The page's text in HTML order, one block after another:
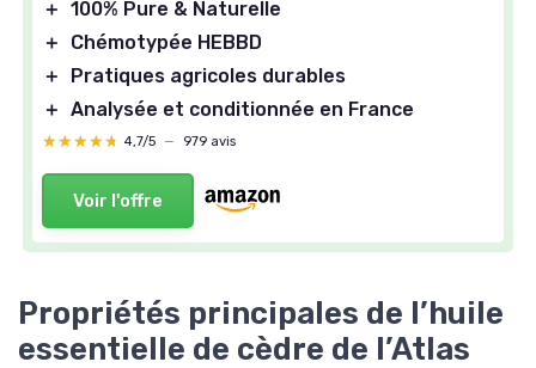
＋ 100% Pure & Naturelle
＋
Chémotypée HEBBD
＋
Pratiques agricoles durables
＋ Analysée et conditionnée en France
★★★★★
★★★★★ 4,7/5 — 979 avis
Voir l'offre
Propriétés principales de l’huile
essentielle de cèdre de l’Atlas